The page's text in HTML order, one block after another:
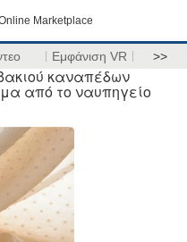
Marketplace
Εμφάνιση VR >>
καναπέδων
από το ναυπηγείο